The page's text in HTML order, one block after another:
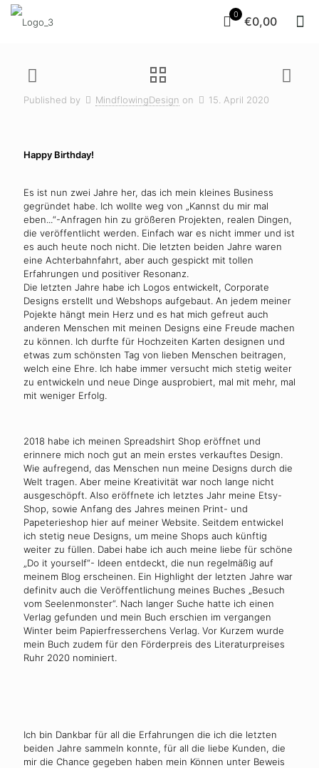
0 €0,00
Published by MindflowingDesign on 15. April 2020
Happy Birthday!
Es ist nun zwei Jahre her, das ich mein kleines Business
gegründet habe. Ich wollte weg von „Kannst du mir mal
eben...“-Anfragen hin zu größeren Projekten, realen Dingen,
die veröffentlicht werden. Einfach war es nicht immer und ist
es auch heute noch nicht. Die letzten beiden Jahre waren
eine Achterbahnfahrt, aber auch gespickt mit tollen
Erfahrungen und positiver Resonanz.
Die letzten Jahre habe ich Logos entwickelt, Corporate
Designs erstellt und Webshops aufgebaut. An jedem meiner
Pojekte hängt mein Herz und es hat mich gefreut auch
anderen Menschen mit meinen Designs eine Freude machen
zu können. Ich durfte für Hochzeiten Karten designen und
etwas zum schönsten Tag von lieben Menschen beitragen,
welch eine Ehre. Ich habe immer versucht mich stetig weiter
zu entwickeln und neue Dinge ausprobiert, mal mit mehr, mal
mit weniger Erfolg.
2018 habe ich meinen Spreadshirt Shop eröffnet und
erinnere mich noch gut an mein erstes verkauftes Design.
Wie aufregend, das Menschen nun meine Designs durch die
Welt tragen. Aber meine Kreativität war noch lange nicht
ausgeschöpft. Also eröffnete ich letztes Jahr meine Etsy-
Shop, sowie Anfang des Jahres meinen Print- und
Papeterieshop hier auf meiner Website. Seitdem entwickel
ich stetig neue Designs, um meine Shops auch künftig
weiter zu füllen. Dabei habe ich auch meine liebe für schöne
„Do it yourself“- Ideen entdeckt, die nun regelmäßig auf
meinem Blog erscheinen. Ein Highlight der letzten Jahre war
definitv auch die Veröffentlichung meines Buches „Besuch
vom Seelenmonster“. Nach langer Suche hatte ich einen
Verlag gefunden und mein Buch erschien im vergangen
Winter beim Papierfresserchens Verlag. Vor Kurzem wurde
mein Buch zudem für den Förderpreis des Literaturpreises
Ruhr 2020 nominiert.
Ich bin Dankbar für all die Erfahrungen die ich die letzten
beiden Jahre sammeln konnte, für all die liebe Kunden, die
mir die Chance gegeben haben mein Können unter Beweis